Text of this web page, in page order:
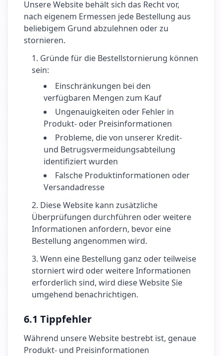
Unsere Website behält sich das Recht vor,
nach eigenem Ermessen jede Bestellung aus
beliebigem Grund abzulehnen oder zu
stornieren.
Gründe für die Bestellstornierung können
sein:
Einschränkungen bei den
verfügbaren Mengen zum Kauf
Ungenauigkeiten oder Fehler in
Produkt- oder Preisinformationen
Probleme, die von unserer Kredit-
und Betrugsvermeidungsabteilung
identifiziert wurden
Falsche Produktinformationen oder
Versandadresse
Diese Website kann zusätzliche
Überprüfungen durchführen oder weitere
Informationen anfordern, bevor eine
Bestellung angenommen wird.
Wenn eine Bestellung ganz oder teilweise
storniert wird oder weitere Informationen
erforderlich sind, wird diese Website Sie
umgehend benachrichtigen.
6.1 Tippfehler
Während unsere Website bestrebt ist, genaue
Produkt- und Preisinformationen